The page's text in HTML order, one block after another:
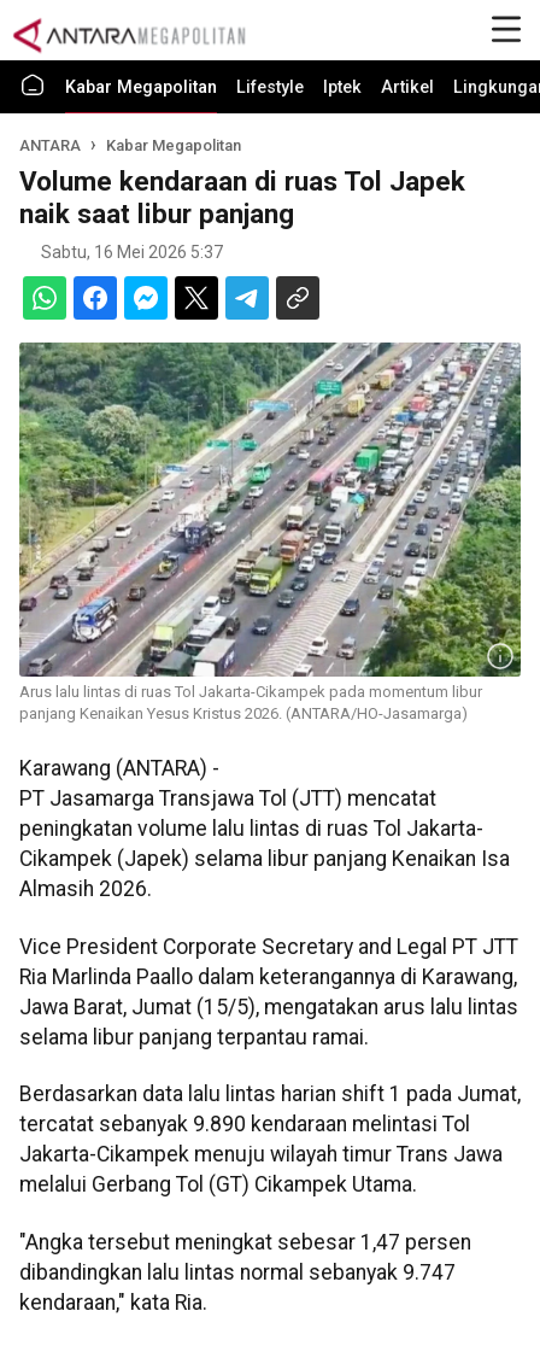
Kabar Megapolitan Lifestyle Iptek Artikel
ANTARA Kabar Megapolitan
Volume kendaraan di ruas Tol Japek
naik saat libur panjang
Sabtu, 16 Mei 2026 5:37
Arus lalu lintas di ruas Tol Jakarta-Cikampek pada momentum libur
panjang Kenaikan Yesus Kristus 2026. (ANTARA/HO-Jasamarga)
Karawang (ANTARA) -
PT Jasamarga Transjawa Tol (JTT) mencatat
peningkatan volume lalu lintas di ruas Tol Jakarta-
Cikampek (Japek) selama libur panjang Kenaikan Isa
Almasih 2026.
Vice President Corporate Secretary and Legal PT JTT
Ria Marlinda Paallo dalam keterangannya di Karawang,
Jawa Barat, Jumat (15/5), mengatakan arus lalu lintas
selama libur panjang terpantau ramai.
Berdasarkan data lalu lintas harian shift 1 pada Jumat,
tercatat sebanyak 9.890 kendaraan melintasi Tol
Jakarta-Cikampek menuju wilayah timur Trans Jawa
melalui Gerbang Tol (GT) Cikampek Utama.
"Angka tersebut meningkat sebesar 1,47 persen
dibandingkan lalu lintas normal sebanyak 9.747
kendaraan," kata Ria.